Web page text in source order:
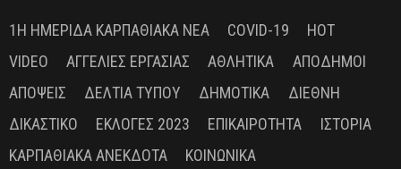
1Η ΗΜΕΡΊΔΑ ΚΑΡΠΑΘΙΑΚΆ ΝΈΑ COVID-19
HOT
VIDEO
ΑΓΓΕΛΊΕΣ ΕΡΓΑΣΊΑΣ ΑΘΛΗΤΙΚΆ
ΑΠΌΔΗΜΟΙ
ΑΠΌΨΕΙΣ
ΔΕΛΤΊΑ ΤΎΠΟΥ ΔΗΜΟΤΙΚΆ
ΔΙΕΘΝΉ
ΔΙΚΑΣΤΙΚΌ
ΕΚΛΟΓΈΣ 2023 ΕΠΙΚΑΙΡΌΤΗΤΑ
ΙΣΤΟΡΊΑ
ΚΑΡΠΑΘΙΑΚΆ ΑΝΈΚΔΟΤΑ
ΚΟΙΝΩΝΙΚΆ